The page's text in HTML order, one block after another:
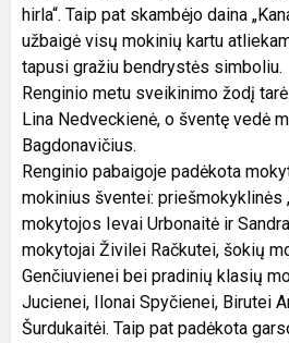
hirla“. Taip pat skambėjo daina
užbaigė visų mokinių kartu
tapusi gražiu bendrystės simboliu.
Renginio metu sveikinimo žodį
Lina Nedveckienė, o šventę vedė
Bagdonavičius.
Renginio pabaigoje padėkota
mokinius šventei: priešmokyklinės
mokytojos Ievai Urbonaitė ir
mokytojai Živilei Račkutei, šokių
Genčiuvienei bei pradinių klasių
Jucienei, Ilonai Spyčienei, Birutei
Šurdukaitėi. Taip pat padėkota